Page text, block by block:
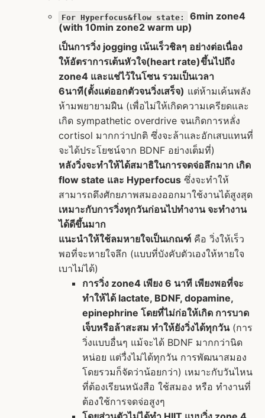
For Hyperfocus&flow state:
6min zone4
(with 10min zone2 warm up)
เป็นการวิ่ง jogging เน้นเร็วชิลๆ อย่างต่อเนื่อง
ให้อัตราการเต้นหัวใจ(heart rate)ขึ้นไปถึง
zone4 และแช่ไว้ในโซน รวมเป็นเวลา
6นาที(ตั้งแต่ออกตัวจนวิ่งเสร็จ) แต่ห้ามเค้นพลัง
ห้ามพยายามฝืน (เพื่อไม่ให้เกิดความเครียดและ
เกิด sympathetic overdrive จนเกิดการหลั่ง
cortisol มากกว่าปกติ ซึ่งจะล้าและอักเสบแทนที่
จะได้ประโยชน์จาก BDNF อย่างเต็มที่)
หลังวิ่งจะทำให้ได้สมาธิในการจดจ่อลึกมาก เกิด
flow state และ Hyperfocusซึ่งจะทำให้
สามารถดึงศักยภาพสมองออกมาใช้งานได้สูงสุด
เหมาะกับการวิ่งทุกวันก่อนไปทำงาน จะทำงาน
ได้ดีขึ้นมาก
แนะนำให้ใช้ลมหายใจเป็นเกณฑ์คือ วิ่งให้เร็ว
พอที่จะหายใจลึก (แบบที่บังคับตัวเองให้หายใจ
เบาไม่ได้)
การวิ่ง zone4 เพียง 6 นาที เพียงพอที่จะ
ทำให้ได้ lactate, BDNF, dopamine,
epinephrine โดยที่ไม่ก่อให้เกิด การบาด
เจ็บหรือล้าสะสม ทำให้ยังวิ่งได้ทุกวัน(การ
วิ่งแบบอื่นๆ แม้จะได้ BDNF มากกว่านิด
หน่อย แต่วื่งไม่ได้ทุกวัน การพัฒนาสมอง
โดยรวมก็จัดว่าน้อยกว่า) เหมาะกับวันไหน
ที่ต้องเรียนหนังสือ ใช้สมอง หรือ ทำงานที่
ต้องใช้การจดจ่อสูงๆ